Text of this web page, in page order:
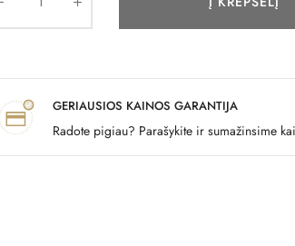
GERIAUSIOS KAINOS GARANTIJA
Radote pigiau? Parašykite ir sumažinsime